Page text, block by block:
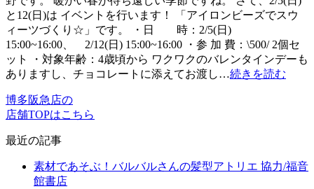
と12(日)は イベントを行います！ 「アイロンビーズでスウ
ィーツづくり☆」です。 ・日 時：2/5(日)
15:00~16:00、 2/12(日) 15:00~16:00 ・参 加 費：\500/ 2個セ
ット ・対象年齢：4歳頃から ワクワクのバレンタインデーも
ありますし、チョコレートに添えてお渡し…続きを読む
博多阪急店の
店舗TOPはこちら
最近の記事
素材であそぶ！バルバルさんの髪型アトリエ 協力/福音
館書店